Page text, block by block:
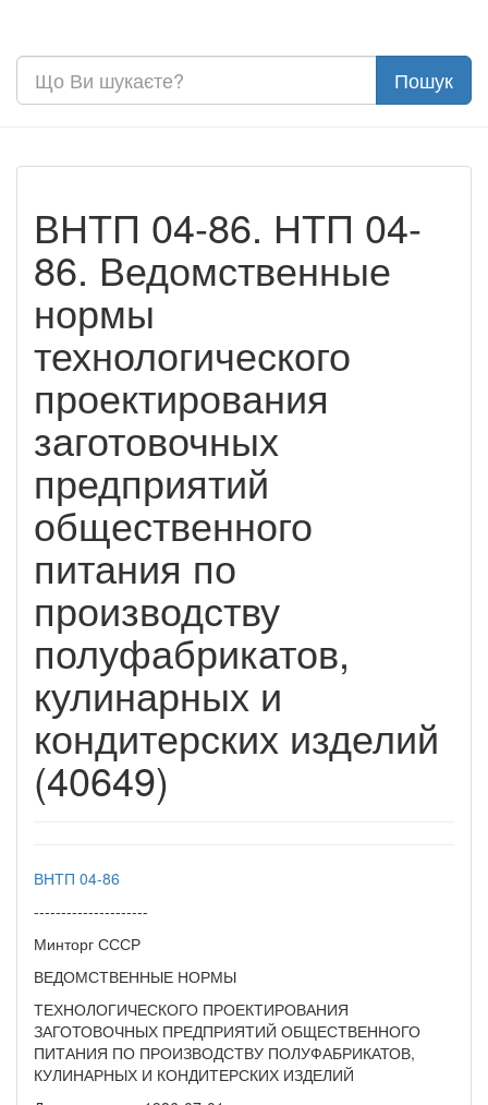
ВНТП 04-86. НТП 04-
86. Ведомственные
нормы
технологического
проектирования
заготовочных
предприятий
общественного
питания по
производству
полуфабрикатов,
кулинарных и
кондитерских изделий
(40649)
ВНТП 04-86
---------------------
Минторг СССР
ВЕДОМСТВЕННЫЕ НОРМЫ
ТЕХНОЛОГИЧЕСКОГО ПРОЕКТИРОВАНИЯ
ЗАГОТОВОЧНЫХ ПРЕДПРИЯТИЙ ОБЩЕСТВЕННОГО
ПИТАНИЯ ПО ПРОИЗВОДСТВУ ПОЛУФАБРИКАТОВ,
КУЛИНАРНЫХ И КОНДИТЕРСКИХ ИЗДЕЛИЙ